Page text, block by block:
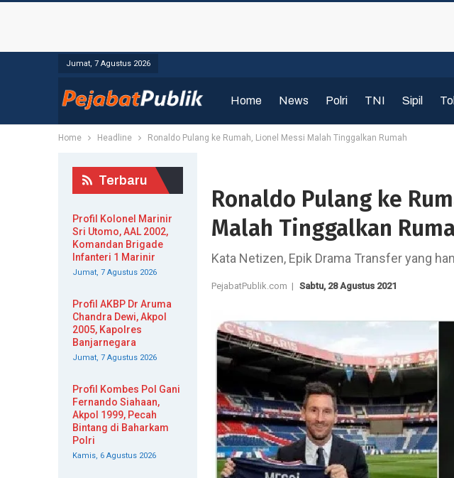
Jumat, 7 Agustus 2026
Home News Polri TNI Sipil
Home Headline Ronaldo Pulang ke Rumah, Lionel Messi Malah Tinggalkan Rumah
Ronaldo Pulang ke
Malah Tinggalkan
Kata Netizen, Epik Drama Transfer yang
PejabatPublik.com | Sabtu, 28 Agustus 2021
Terbaru
Profil Kolonel Marinir
Sri Utomo, AAL 2002,
Komandan Brigade
Infanteri 1 Marinir
Jumat, 7 Agustus 2026
Profil AKBP Dr Aruma
Chandra Dewi, Akpol
2005, Kapolres
Banjarnegara
Jumat, 7 Agustus 2026
Profil Kombes Pol Gani
Fernando Siahaan,
Akpol 1999, Pecah
Bintang di Baharkam
Polri
Kamis, 6 Agustus 2026